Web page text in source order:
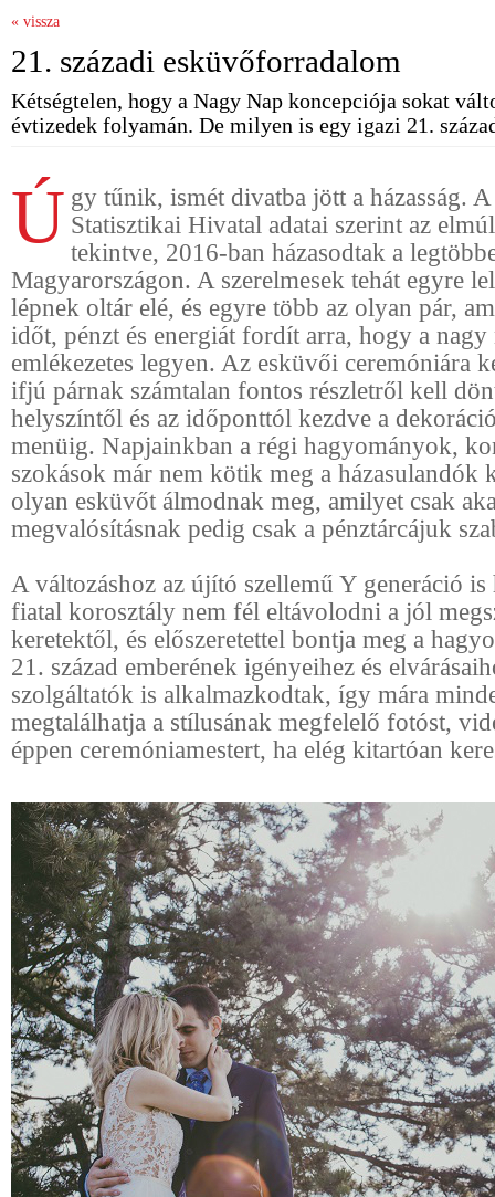
« vissza
21. századi esküvőforradalom
Kétségtelen, hogy a Nagy Nap koncepciója sokat
évtizedek folyamán. De milyen is egy igazi 21.
Ú gy tűnik, ismét divatba jött a házasság.
Statisztikai Hivatal adatai szerint az
tekintve, 2016-ban házasodtak a
Magyarországon. A szerelmesek tehát egyre
lépnek oltár elé, és egyre több az olyan pár,
időt, pénzt és energiát fordít arra, hogy a nagy
emlékezetes legyen. Az esküvői ceremóniára
ifjú párnak számtalan fontos részletről kell
helyszíntől és az időponttól kezdve a
menüig. Napjainkban a régi hagyományok,
szokások már nem kötik meg a házasulandók
olyan esküvőt álmodnak meg, amilyet csak
megvalósításnak pedig csak a pénztárcájuk
A változáshoz az újító szellemű Y generáció
fiatal korosztály nem fél eltávolodni a jól
keretektől, és előszeretettel bontja meg a
21. század emberének igényeihez és
szolgáltatók is alkalmazkodtak, így mára
megtalálhatja a stílusának megfelelő fotóst,
éppen ceremóniamestert, ha elég kitartóan